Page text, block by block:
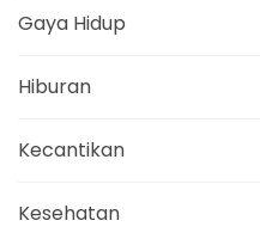
Gaya Hidup
Hiburan
Kecantikan
Kesehatan